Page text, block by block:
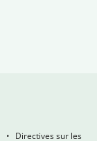
Directives sur les